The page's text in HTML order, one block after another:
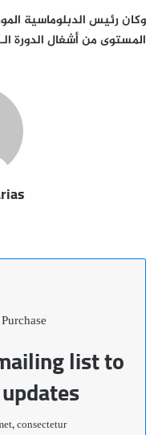
وكان رئيس الدبلوماسية
المستوى من أشغال الدورة الـ77 للجمعية العامة للأمم المتحدة.
list to
consectetur.